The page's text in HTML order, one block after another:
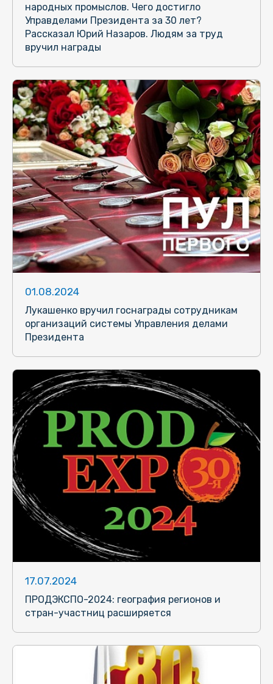
народных промыслов. Чего достигло
Управделами Президента за 30 лет?
Рассказал Юрий Назаров. Людям за труд
вручил награды
01.08.2024
Лукашенко вручил госнаграды сотрудникам
организаций системы Управления делами
Президента
17.07.2024
ПРОДЭКСПО-2024: география регионов и
стран-участниц расширяется